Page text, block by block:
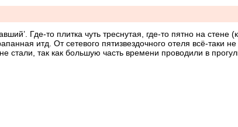
Где-то плитка чуть треснутая, где-то пятно на стене
итд. От сетевого пятизвездочного отеля всё-таки
стали, так как большую часть времени проводили в